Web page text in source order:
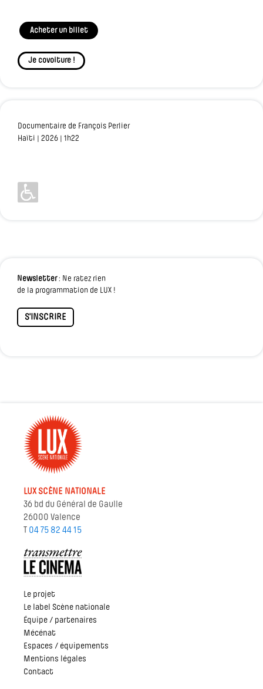
Acheter un billet
Je covoiture !
Documentaire de François Perlier
Haïti | 2026 | 1h22
Newsletter: Ne ratez rien
de la programmation de LUX !
S'INSCRIRE
LUX SCÈNE NATIONALE
36 bd du Général de Gaulle
26000 Valence
T 04 75 82 44 15
Le projet
Le label Scène nationale
Équipe / partenaires
Mécénat
Espaces / équipements
Mentions légales
Contact